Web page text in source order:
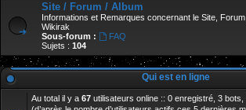
Site / Forum / Album
Informations et Remarques concernant le Site,
Wikirak
Sous-forum :
FAQ
Sujets : 104
Qui est en ligne
Au total il y a 67 utilisateurs online :: 0 enregistré, 3